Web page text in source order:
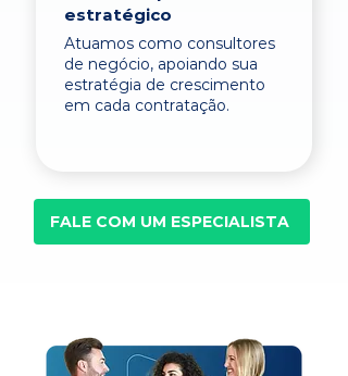
estratégico
Atuamos como consultores
de negócio, apoiando sua
estratégia de crescimento
em cada contratação.
FALE COM UM ESPECIALISTA